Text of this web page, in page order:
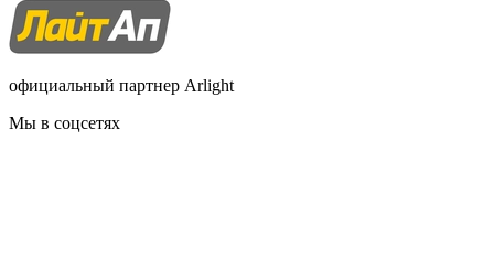
официальный партнер Arlight
Мы в соцсетях